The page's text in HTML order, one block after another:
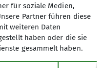
für soziale Medien,
Partner führen diese
weiteren Daten
haben oder die sie
gesammelt haben.